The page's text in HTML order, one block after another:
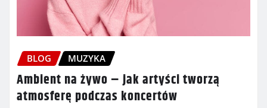
BLOG MUZYKA
Ambient na żywo – jak artyści tworzą
atmosferę podczas koncertów